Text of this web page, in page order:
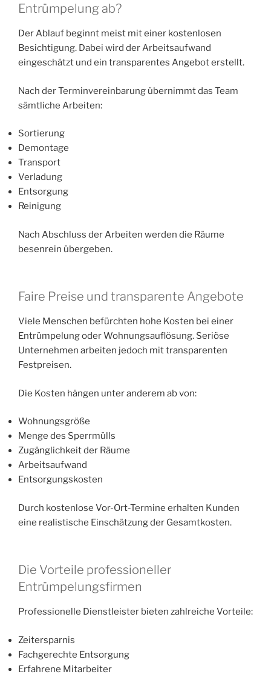
Entrümpelung ab?
Der Ablauf beginnt meist mit einer kostenlosen
Besichtigung. Dabei wird der Arbeitsaufwand
eingeschätzt und ein transparentes Angebot erstellt.
Nach der Terminvereinbarung übernimmt das Team
sämtliche Arbeiten:
Sortierung
Demontage
Transport
Verladung
Entsorgung
Reinigung
Nach Abschluss der Arbeiten werden die Räume
besenrein übergeben.
Faire Preise und transparente Angebote
Viele Menschen befürchten hohe Kosten bei einer
Entrümpelung oder Wohnungsauflösung. Seriöse
Unternehmen arbeiten jedoch mit transparenten
Festpreisen.
Die Kosten hängen unter anderem ab von:
Wohnungsgröße
Menge des Sperrmülls
Zugänglichkeit der Räume
Arbeitsaufwand
Entsorgungskosten
Durch kostenlose Vor-Ort-Termine erhalten Kunden
eine realistische Einschätzung der Gesamtkosten.
Die Vorteile professioneller
Entrümpelungsfirmen
Professionelle Dienstleister bieten zahlreiche Vorteile:
Zeitersparnis
Fachgerechte Entsorgung
Erfahrene Mitarbeiter